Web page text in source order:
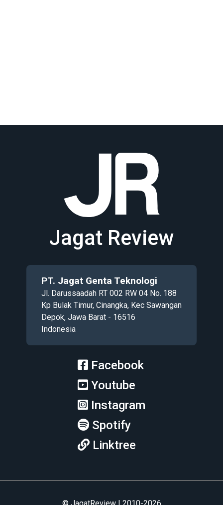
Jagat Review
PT. Jagat Genta Teknologi
Jl. Darussaadah RT 002 RW 04 No. 188
Kp Bulak Timur, Cinangka, Kec Sawangan
Depok, Jawa Barat - 16516
Indonesia
Facebook
Youtube
Instagram
Spotify
Linktree
© JagatReview | 2010-2026